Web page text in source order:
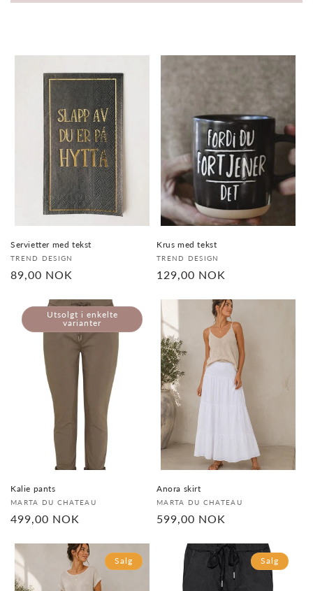
Servietter med tekst
Selger:
TREND DESIGN
Vanlig
89,00 NOK
Krus med tekst
Selger:
TREND DESIGN
Vanlig
129,00 NOK
Utsolgt i enkelte
varianter
Kalie pants
Selger:
MARTA DU CHATEAU
Vanlig
499,00 NOK
Anora skirt
Selger:
MARTA DU CHATEAU
Vanlig
599,00 NOK
Salg Salg